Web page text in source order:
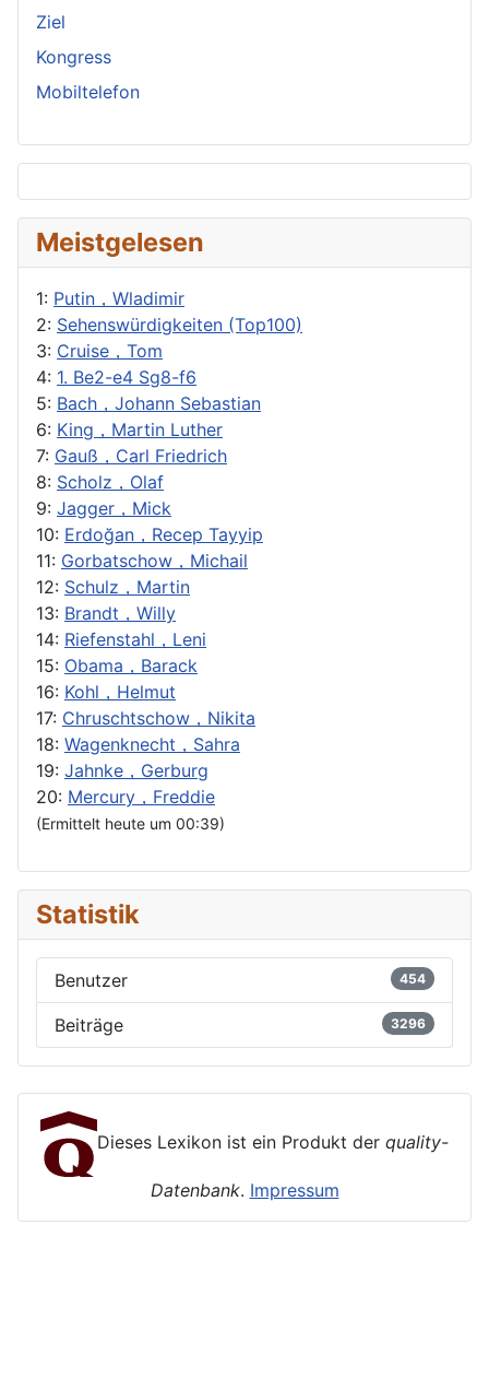
Ziel
Kongress
Mobiltelefon
Meistgelesen
1: Putin，Wladimir
2: Sehenswürdigkeiten (Top100)
3: Cruise，Tom
4: 1. Be2-e4 Sg8-f6
5: Bach，Johann Sebastian
6: King，Martin Luther
7: Gauß，Carl Friedrich
8: Scholz，Olaf
9: Jagger，Mick
10: Erdoğan，Recep Tayyip
11: Gorbatschow，Michail
12: Schulz，Martin
13: Brandt，Willy
14: Riefenstahl，Leni
15: Obama，Barack
16: Kohl，Helmut
17: Chruschtschow，Nikita
18: Wagenknecht，Sahra
19: Jahnke，Gerburg
20: Mercury，Freddie
(Ermittelt heute um 00:39)
Statistik
Benutzer 454
Beiträge 3296
Dieses Lexikon ist ein Produkt der quality-
Datenbank. Impressum